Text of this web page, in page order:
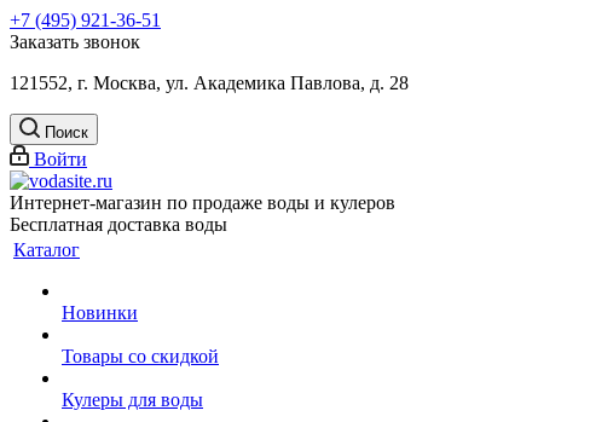
+7 (495) 921-36-51
Заказать звонок
121552, г. Москва, ул. Академика Павлова, д. 28
Поиск
Войти
Интернет-магазин по продаже воды и кулеров
Бесплатная доставка воды
Каталог
Новинки
Товары со скидкой
Кулеры для воды